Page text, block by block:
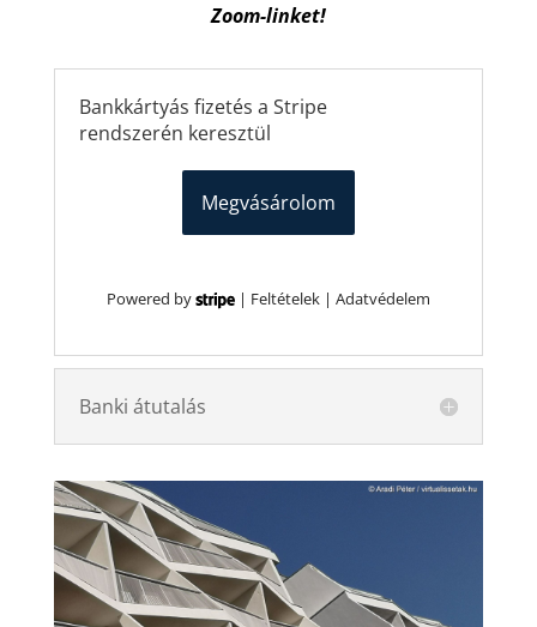
Zoom-linket!
Bankkártyás fizetés a Stripe
rendszerén keresztül
Megvásárolom
Powered by | Feltételek| Adatvédelem
Banki átutalás